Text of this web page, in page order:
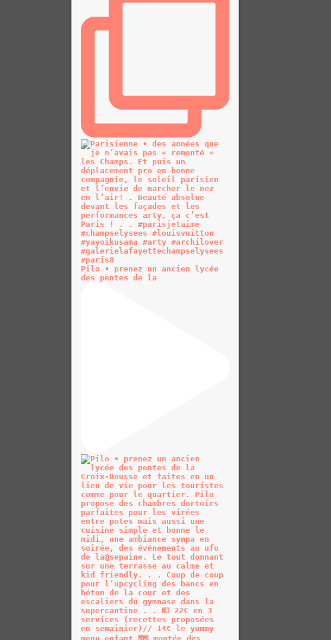
Pilo • prenez un ancien lycée
des pentes de la